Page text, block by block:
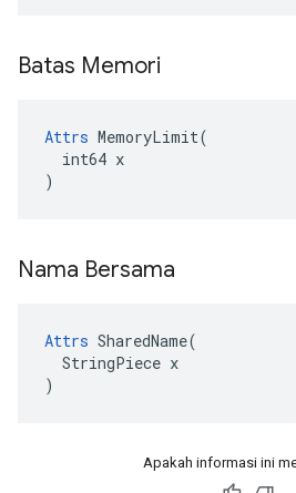
Batas Memori
Attrs MemoryLimit(
  int64 x
)
Nama Bersama
Attrs SharedName(
  StringPiece x
)
Apakah informasi ini